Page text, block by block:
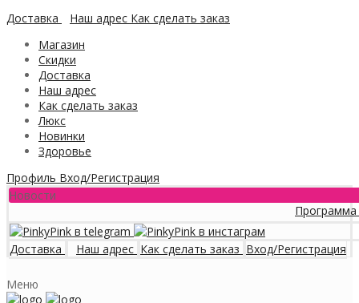
Доставка
Наш адрес Как сделать заказ
Магазин
Скидки
Доставка
Наш адрес
Как сделать заказ
Люкс
Новинки
Здоровье
Профиль Вход/Регистрация
Новости
Программа
Доставка Наш адрес Как сделать заказ Вход/Регистрация
Меню